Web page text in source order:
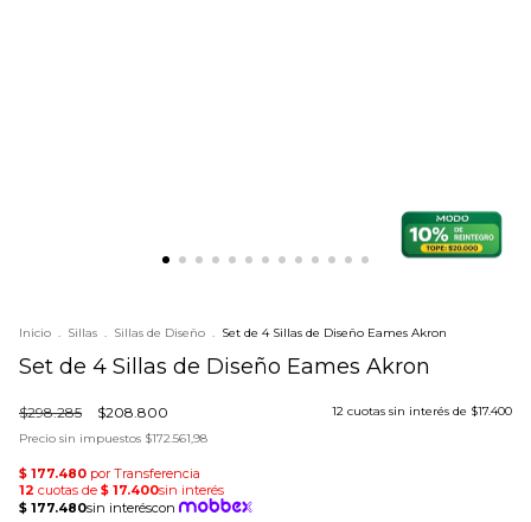
Inicio . Sillas . Sillas de Diseño . Set de 4 Sillas de Diseño Eames Akron
Set de 4 Sillas de Diseño Eames Akron
$298.285 $208.800 12 cuotas sin interés de $17.400
Precio sin impuestos $172.561,98